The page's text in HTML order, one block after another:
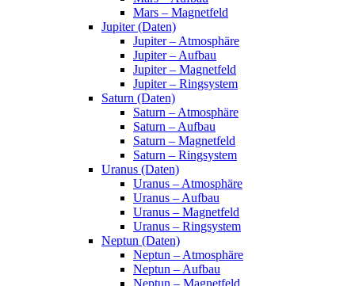
Mars – Magnetfeld
Jupiter (Daten)
Jupiter – Atmosphäre
Jupiter – Aufbau
Jupiter – Magnetfeld
Jupiter – Ringsystem
Saturn (Daten)
Saturn – Atmosphäre
Saturn – Aufbau
Saturn – Magnetfeld
Saturn – Ringsystem
Uranus (Daten)
Uranus – Atmosphäre
Uranus – Aufbau
Uranus – Magnetfeld
Uranus – Ringsystem
Neptun (Daten)
Neptun – Atmosphäre
Neptun – Aufbau
Neptun – Magnetfeld